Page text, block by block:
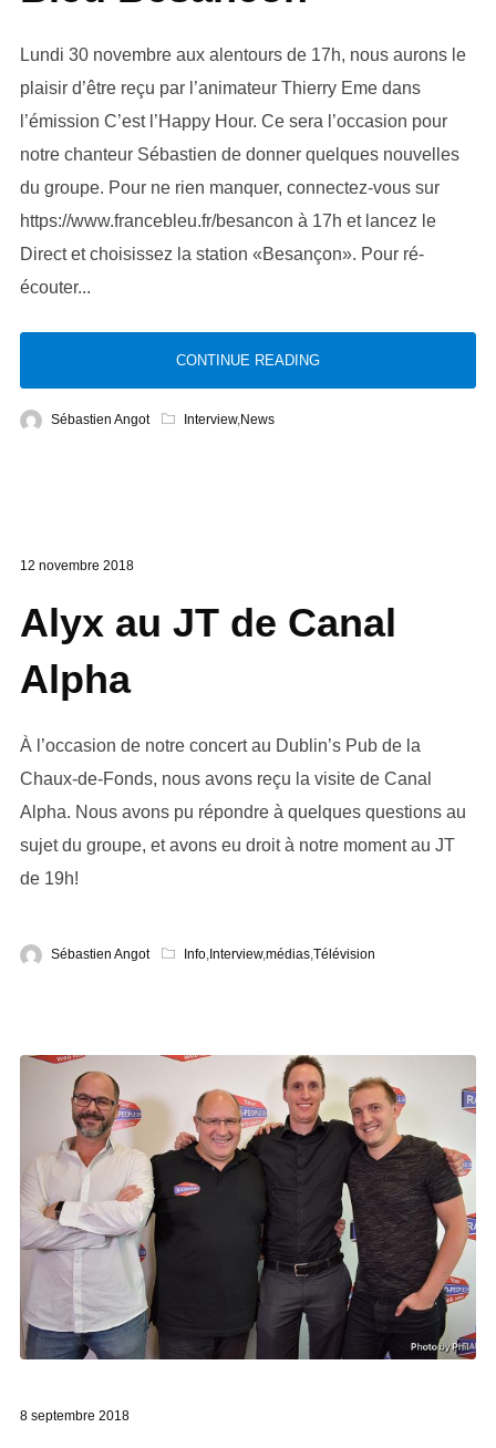
Lundi 30 novembre aux alentours de 17h, nous aurons le
plaisir d’être reçu par l’animateur Thierry Eme dans
l’émission C’est l’Happy Hour. Ce sera l’occasion pour
notre chanteur Sébastien de donner quelques nouvelles
du groupe. Pour ne rien manquer, connectez-vous sur
https://www.francebleu.fr/besancon à 17h et lancez le
Direct et choisissez la station «Besançon». Pour ré-
écouter...
CONTINUE READING
Sébastien Angot Interview,News
12 novembre 2018
Alyx au JT de Canal
Alpha
À l’occasion de notre concert au Dublin’s Pub de la
Chaux-de-Fonds, nous avons reçu la visite de Canal
Alpha. Nous avons pu répondre à quelques questions au
sujet du groupe, et avons eu droit à notre moment au JT
de 19h!
Sébastien Angot Info,Interview,médias,Télévision
8 septembre 2018